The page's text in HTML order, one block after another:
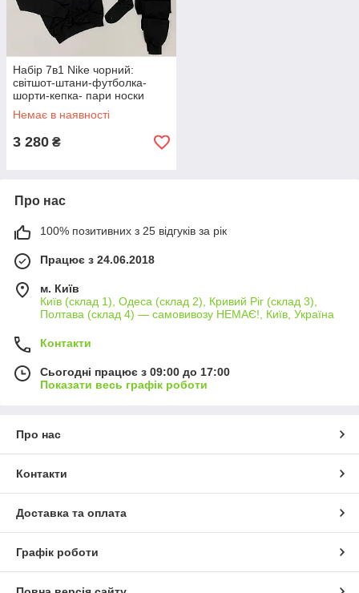
Набір 7в1 Nike чорний:
світшот-штани-футболка-
шорти-кепка- пари носки
Немає в наявності
3 280 ₴
Про нас
100% позитивних з 25 відгуків за рік
Працює з 24.06.2018
м. Київ
Київ (склад 1), Одеса (склад 2), Кривий Ріг (склад 3),
Полтава (склад 4) — самовивозу НЕМАЄ!, Київ, Україна
Контакти
Сьогодні працює з 09:00 до 17:00
Показати весь графік роботи
Про нас
Контакти
Доставка та оплата
Графік роботи